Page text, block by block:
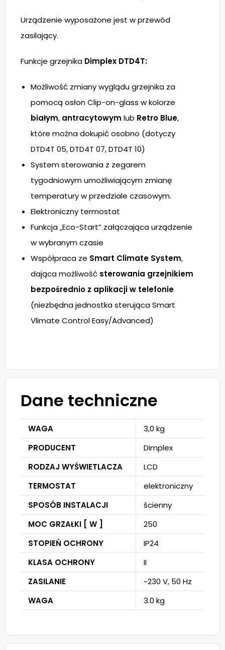
Urządzenie wyposażone jest w przewód
zasilający.
Funkcje grzejnika Dimplex DTD4T:
Możliwość zmiany wyglądu grzejnika za
pomocą osłon Clip-on-glass w kolorze
białym, antracytowym lub Retro Blue,
które można dokupić osobno (dotyczy
DTD4T 05, DTD4T 07, DTD4T 10)
System sterowania z zegarem
tygodniowym umożliwiającym zmianę
temperatury w przedziale czasowym.
Elektroniczny termostat
Funkcja „Eco-Start” załączająca urządzenie
w wybranym czasie
Współpraca ze Smart Climate System,
dająca możliwość sterowania grzejnikiem
bezpośrednio z aplikacji w telefonie
(niezbędna jednostka sterująca Smart
Vlimate Control Easy/Advanced)
Dane techniczne
WAGA
3,0 kg
PRODUCENT
Dimplex
RODZAJ WYŚWIETLACZA
LCD
TERMOSTAT
elektroniczny
SPOSÓB INSTALACJI
ścienny
MOC GRZAŁKI [ W ]
250
STOPIEŃ OCHRONY
IP24
KLASA OCHRONY
II
ZASILANIE
~230 V, 50 Hz
WAGA
3.0 kg